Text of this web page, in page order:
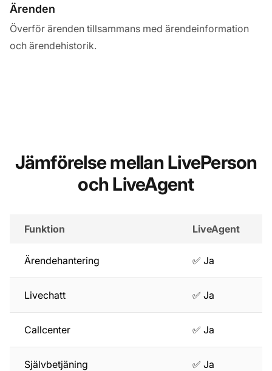
Ärenden
Överför ärenden tillsammans med ärendeinformation
och ärendehistorik.
Jämförelse mellan LivePerson
och LiveAgent
Funktion LiveAgent
Ärendehantering ✅ Ja
Livechatt ✅ Ja
Callcenter ✅ Ja
Självbetjäning ✅ Ja